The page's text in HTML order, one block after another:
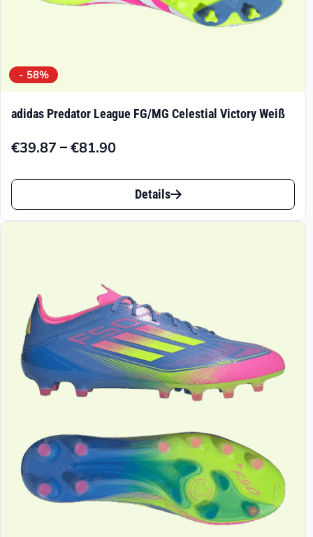
werden
- 58%
adidas Predator League FG/MG Celestial Victory Weiß
€39.87 –€81.90
Preisspanne:
€39.87
€81.90
Dieses
Produkt
auf.
Die
Optionen
können
Produktseite
gewählt
werden
Details